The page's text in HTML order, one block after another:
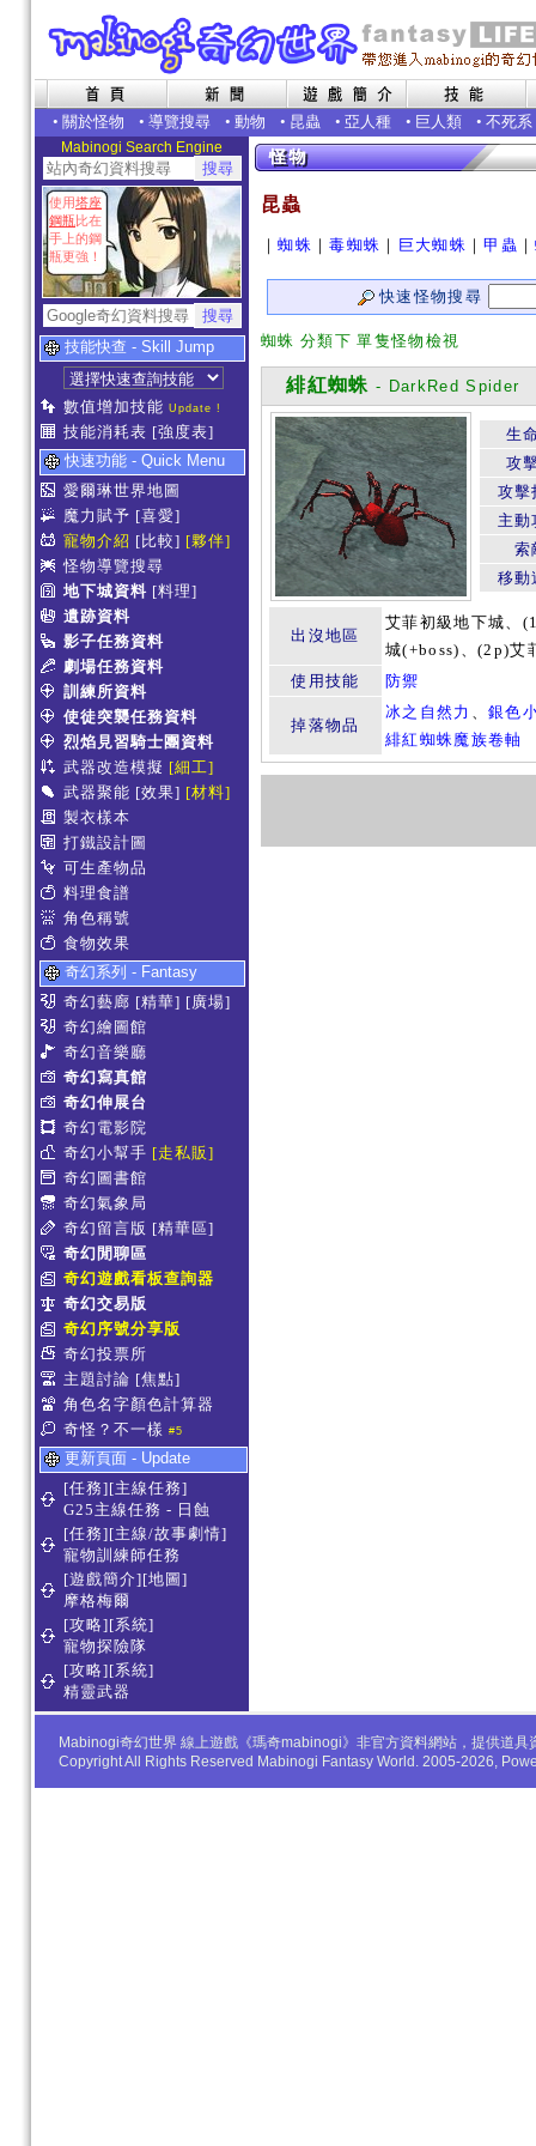
• 關於怪物 • 導覽搜尋 • 動物 • 昆蟲 • 亞人種 • 巨人類 • 不死系
Mabinogi Search Engine
使用塔座
鋼瓶比在
手上的鋼
瓶更強！
技能快查 - Skill Jump
數值增加技能 Update !
技能消耗表 [強度表]
快速功能 - Quick Menu
愛爾琳世界地圖
魔力賦予 [喜愛]
寵物介紹 [比較] [夥伴]
怪物導覽搜尋
地下城資料 [料理]
遺跡資料
影子任務資料
劇場任務資料
訓練所資料
使徒突襲任務資料
烈焰見習騎士團資料
武器改造模擬 [細工]
武器聚能 [效果] [材料]
製衣樣本
打鐵設計圖
可生產物品
料理食譜
角色稱號
食物效果
奇幻系列 - Fantasy
奇幻藝廊 [精華] [廣場]
奇幻繪圖館
奇幻音樂廳
奇幻寫真館
奇幻伸展台
奇幻電影院
奇幻小幫手 [走私販]
奇幻圖書館
奇幻氣象局
奇幻留言版 [精華區]
奇幻閒聊區
奇幻遊戲看板查詢器
奇幻交易版
奇幻序號分享版
奇幻投票所
主題討論 [焦點]
角色名字顏色計算器
奇怪？不一樣 #5
更新頁面 - Update
[任務][主線任務]
G25主線任務 - 日蝕
[任務][主線/故事劇情]
寵物訓練師任務
[遊戲簡介][地圖]
摩格梅爾
[攻略][系統]
寵物探險隊
[攻略][系統]
精靈武器
昆蟲
｜蜘蛛 ｜毒蜘蛛 ｜ 巨大蜘蛛 ｜甲蟲 ｜
快速怪物搜尋
蜘蛛 分類下 單隻怪物檢視
緋紅蜘蛛 - DarkRed Spider
生
攻
攻擊
主動
索
移動
出沒地區
艾菲初級地下城、
城(+boss)、(2p)艾
使用技能
防禦
掉落物品
冰之自然力 、銀色
緋紅蜘蛛魔族卷軸
Mabinogi奇幻世界 線上遊戲《瑪奇mabinogi》非官方資料網站，提供道
Copyright All Rights Reserved Mabinogi Fantasy World. 2005-2026,